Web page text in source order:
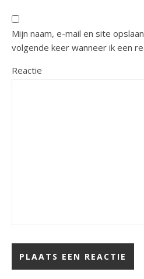
Mijn naam, e-mail en site
volgende keer wanneer ik een
Reactie